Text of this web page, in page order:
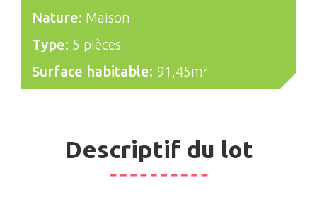
Nature: Maison
Type: 5 pièces
Surface habitable: 91,45m²
Descriptif du lot